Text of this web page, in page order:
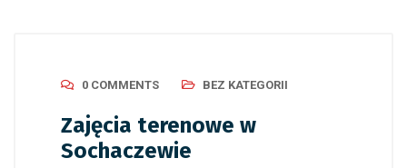
0 COMMENTS BEZ KATEGORII
Zajęcia terenowe w
Sochaczewie